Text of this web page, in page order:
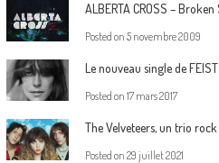
ALBERTA CROSS –
Posted on 5 novembre 2009
Le nouveau single de
Posted on 17 mars 2017
The Velveteers, un trio
Posted on 29 juillet 2021